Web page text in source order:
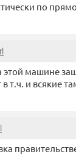
по
этой машине
т.ч. и всякие